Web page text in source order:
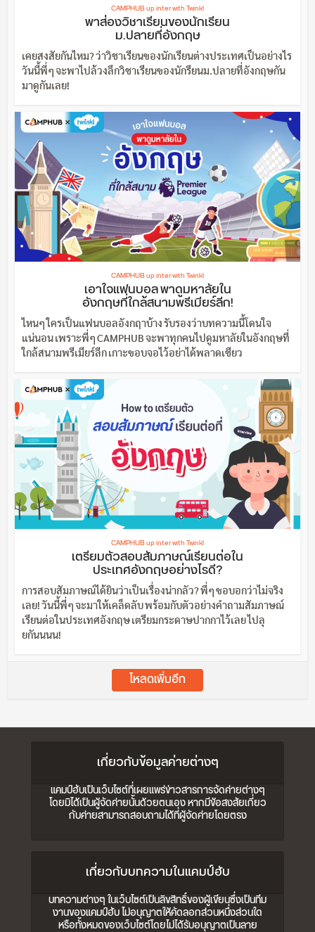
CAMPHUB up inter with Twinkl
พาส่องวิชาเรียนของนักเรียน
ม.ปลายที่อังกฤษ
เคยสงสัยกันไหม? ว่าวิชาเรียนของนักเรียนต่างประเทศเป็นอย่างไร
วันนี้พี่ๆ จะพาไปล้วงลึกวิชาเรียนของนักรียนม.ปลายที่อังกฤษกัน
มาดูกันเลย!
CAMPHUB up inter with Twinkl
เอาใจแฟนบอล พาดูมหาลัยใน
อังกฤษที่ใกล้สนามพรีเมียร์ลีก!
ไหนๆ ใครเป็นแฟนบอลอังกฤาบ้าง รับรองว่าบทความนี้โดนใจ
แน่นอน เพราะพี่ๆ CAMPHUB จะพาทุกคนไปดูมหาลัยในอังกฤษที่
ใกล้สนามพรีเมียร์ลีก เกาะขอบจอไว้อย่าได้พลาดเชียว
CAMPHUB up inter with Twinkl
เตรียมตัวสอบสัมภาษณ์เรียนต่อใน
ประเทศอังกฤษอย่างไรดี?
การสอบสัมภาษณ์ได้ยินว่าเป็นเรื่องน่ากลัว? พี่ๆ ขอบอกว่าไม่จริง
เลย! วันนี้พี่ๆ จะมาให้เคล็ดลับ พร้อมกับตัวอย่างคำถามสัมภาษณ์
เรียนต่อในประเทศอังกฤษ เตรียมกระดาษปากกาไว้เลย ไปลุ
ยกันนนน!
โหลดเพิ่มอีก
เกี่ยวกับข้อมูลค่ายต่างๆ
แคมป์ฮับเป็นเว็บไซต์ที่เผยแพร่ข่าวสารการจัดค่ายต่างๆ
โดยมิได้เป็นผู้จัดค่ายนั้นด้วยตนเอง หากมีข้อสงสัยเกี่ยว
กับค่ายสามารถสอบถามได้ที่ผู้จัดค่ายโดยตรง
เกี่ยวกับบทความในแคมป์ฮับ
บทความต่างๆ ในเว็บไซต์เป็นลิขสิทธิ์ของผู้เขียนซึ่งเป็นทีม
งานของแคมป์ฮับ ไม่อนุญาตให้คัดลอกส่วนหนึ่งส่วนใด
หรือทั้งหมดของเว็บไซต์โดยไม่ได้รับอนุญาตเป็นลาย